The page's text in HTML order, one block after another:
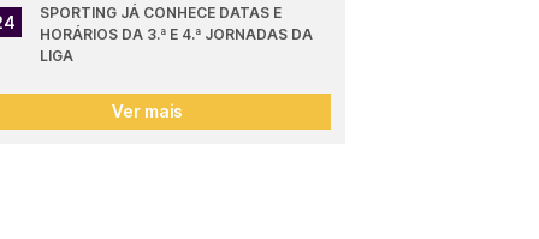
SPORTING JÁ CONHECE DATAS E
HORÁRIOS DA 3.ª E 4.ª JORNADAS DA
LIGA
Ver mais